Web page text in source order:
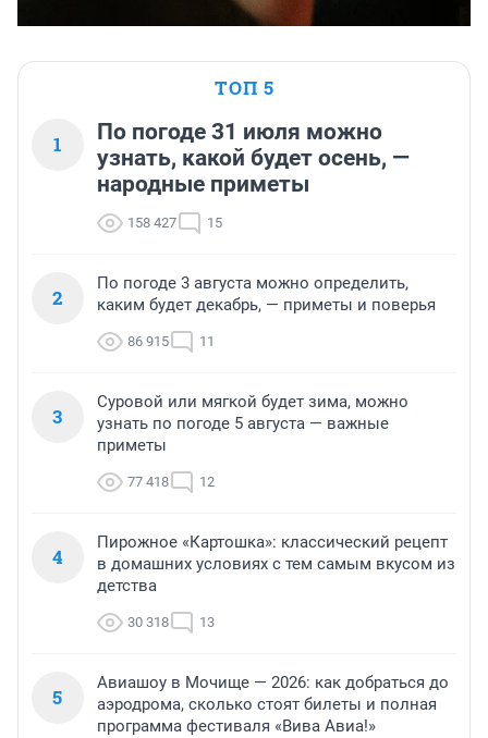
ТОП 5
1
По погоде 31 июля можно
узнать, какой будет осень, —
народные приметы
158 427 15
2
По погоде 3 августа можно определить,
каким будет декабрь, — приметы и поверья
86 915 11
3
Суровой или мягкой будет зима, можно
узнать по погоде 5 августа — важные
приметы
77 418 12
4
Пирожное «Картошка»: классический рецепт
в домашних условиях с тем самым вкусом из
детства
30 318 13
5
Авиашоу в Мочище — 2026: как добраться до
аэродрома, сколько стоят билеты и полная
программа фестиваля «Вива Авиа!»